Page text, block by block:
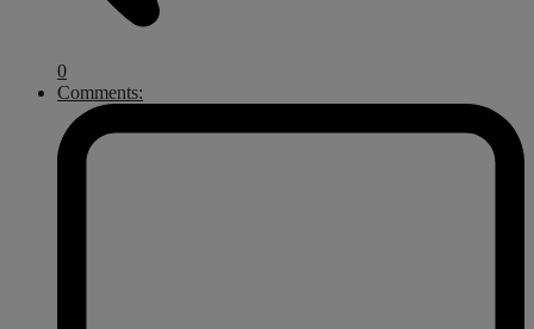
0
Comments: